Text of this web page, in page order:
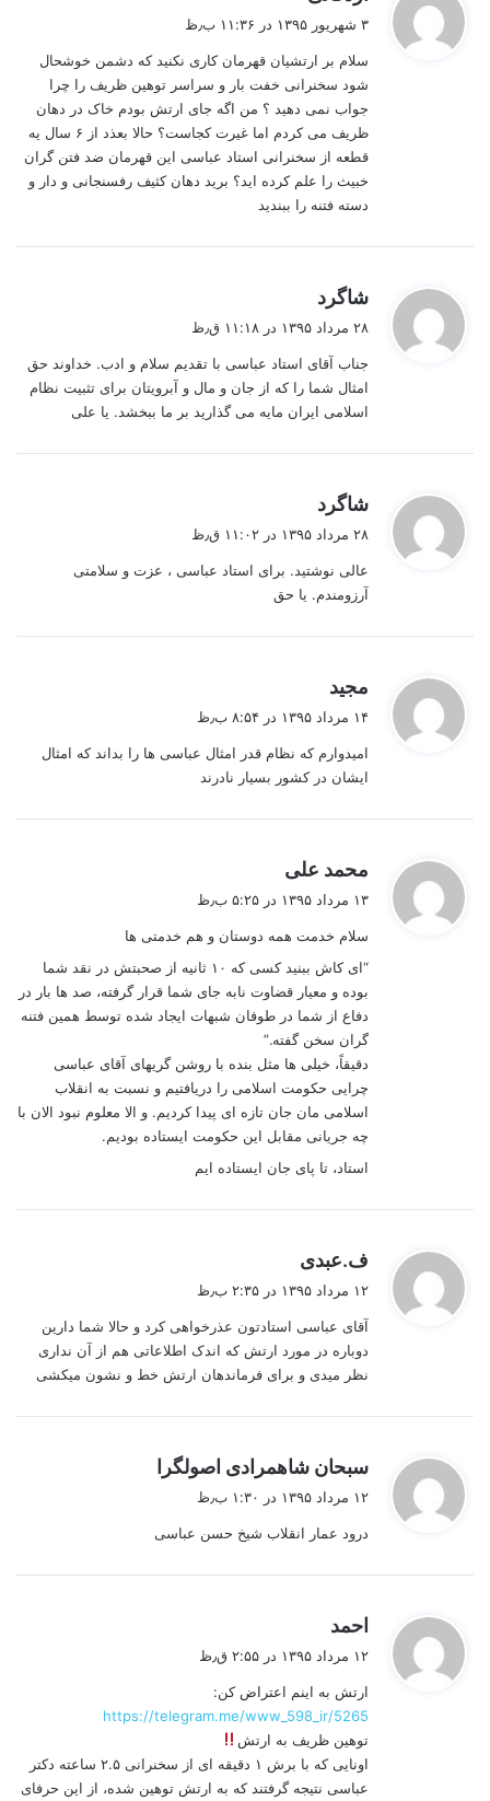
:
۳ شهریور ۱۳۹۵ در ۱۱:۳۶ ب٫ظ
سلام بر ارتشیان قهرمان کاری نکنید که دشمن خوشحال
شود سخنرانی خفت بار و سراسر توهین ظریف را چرا
جواب نمی دهید ؟ من اگه جای ارتش بودم خاک در دهان
ظریف می کردم اما غیرت کجاست؟ حالا بعذد از ۶ سال یه
قطعه از سخنرانی استاد عباسی این قهرمان ضد فتن گران
خبیث را علم کرده اید؟ برید دهان کثیف رفسنجانی و دار و
دسته فتنه را ببندید
شاگرد
:
۲۸ مرداد ۱۳۹۵ در ۱۱:۱۸ ق٫ظ
جناب آقای استاد عباسی با تقدیم سلام و ادب. خداوند حق
امثال شما را که از جان و مال و آبرویتان برای تثبیت نظام
اسلامی ایران مایه می گذارید بر ما ببخشد. یا علی
شاگرد
:
۲۸ مرداد ۱۳۹۵ در ۱۱:۰۲ ق٫ظ
عالی نوشتید. برای استاد عباسی ، عزت و سلامتی
آرزومندم. یا حق
مجید
:
۱۴ مرداد ۱۳۹۵ در ۸:۵۴ ب٫ظ
امیدوارم که نظام قدر امثال عباسی ها را بداند که امثال
ایشان در کشور بسیار نادرند
محمد علی
:
۱۳ مرداد ۱۳۹۵ در ۵:۲۵ ب٫ظ
سلام خدمت همه دوستان و هم خدمتی ها
“ای کاش ببنید کسی که ۱۰ ثانیه از صحبتش در نقد شما
بوده و معیار قضاوت نابه جای شما قرار گرفته، صد ها بار در
دفاع از شما در طوفان شبهات ایجاد شده توسط همین فتنه
گران سخن گفته.”
دقیقاً، خیلی ها مثل بنده با روشن گریهای آقای عباسی
چرایی حکومت اسلامی را دریافتیم و نسبت به انقلاب
اسلامی مان جان تازه ای پیدا کردیم. و الا معلوم نبود الان با
چه جریانی مقابل این حکومت ایستاده بودیم.
استاد، تا پای جان ایستاده ایم
ف.عبدی
:
۱۲ مرداد ۱۳۹۵ در ۲:۳۵ ب٫ظ
آقای عباسی استادتون عذرخواهی کرد و حالا شما دارین
دوباره در مورد ارتش که اندک اطلاعاتی هم از آن نداری
نظر میدی و برای فرماندهان ارتش خط و نشون میکشی
سبحان شاهمرادی اصولگرا
:
۱۲ مرداد ۱۳۹۵ در ۱:۳۰ ب٫ظ
درود عمار انقلاب شیخ حسن عباسی
احمد
:
۱۲ مرداد ۱۳۹۵ در ۲:۵۵ ق٫ظ
ارتش به اينم اعتراض كن:
https://telegram.me/www_598_ir/5265
توهین ظریف به ارتش
اونایی که با برش ۱ دقیقه ای از سخنرانی ۲.۵ ساعته دکتر
عباسی نتیجه گرفتند که به ارتش توهین شده، از این حرفای